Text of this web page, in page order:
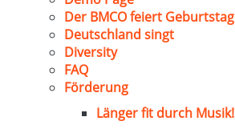
Der BMCO feiert Geburtstag
Deutschland singt
Diversity
FAQ
Förderung
Länger fit durch Musik!